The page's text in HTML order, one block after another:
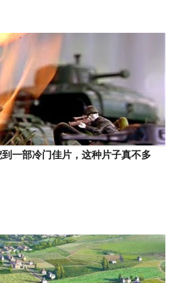
一部冷门佳片，这种片子真不多